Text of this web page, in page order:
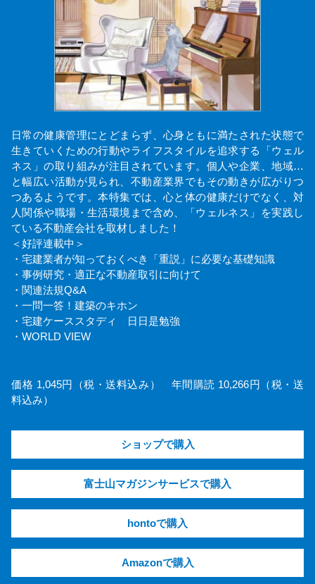
日常の健康管理にとどまらず、心身ともに満たされた状態で
生きていくための行動やライフスタイルを追求する「ウェル
ネス」の取り組みが注目されています。個人や企業、地域…
と幅広い活動が見られ、不動産業界でもその動きが広がりつ
つあるようです。本特集では、心と体の健康だけでなく、対
人関係や職場・生活環境まで含め、「ウェルネス」を実践し
ている不動産会社を取材しました！
＜好評連載中＞
・宅建業者が知っておくべき「重説」に必要な基礎知識
・事例研究・適正な不動産取引に向けて
・関連法規Q&A
・一問一答！建築のキホン
・宅建ケーススタディ 日日是勉強
・WORLD VIEW
価格 1,045円（税・送料込み） 年間購読 10,266円（税・送
料込み）
ショップで購入
富士山マガジンサービスで購入
hontoで購入
Amazonで購入